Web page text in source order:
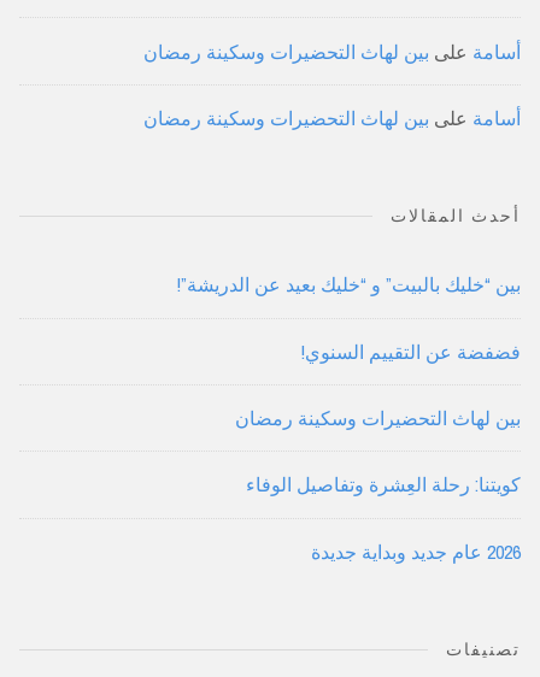
أسامة على بين لهاث التحضيرات وسكينة رمضان
أسامة على بين لهاث التحضيرات وسكينة رمضان
أحدث المقالات
بين “خليك بالبيت” و “خليك بعيد عن الدريشة”!
فضفضة عن التقييم السنوي!
بين لهاث التحضيرات وسكينة رمضان
كويتنا: رحلة العِشرة وتفاصيل الوفاء
2026 عام جديد وبداية جديدة
تصنيفات